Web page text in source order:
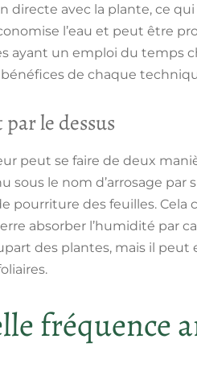
avec la plante, ce qui
l’eau et peut être
ayant un emploi du temps
de chaque
par le dessus
peut se faire de deux
sous le nom d’arrosage
pourriture des feuilles. Cela
absorber l’humidité par
des plantes, mais il peut
fréquence